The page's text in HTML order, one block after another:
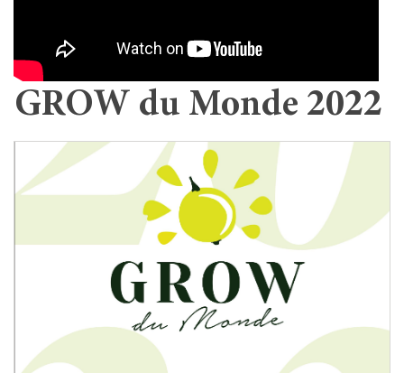
GROW du Monde 2022